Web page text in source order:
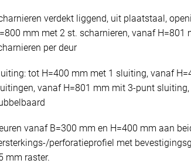
verdekt liggend, uit plaatstaal,
mm met 2 st. scharnieren, vanaf H=801
per deur
tot H=400 mm met 1 sluiting, vanaf
vanaf H=801 mm mit 3-punt
vanaf B=300 mm en H=400 mm aan
perforatieprofiel met
mm raster.